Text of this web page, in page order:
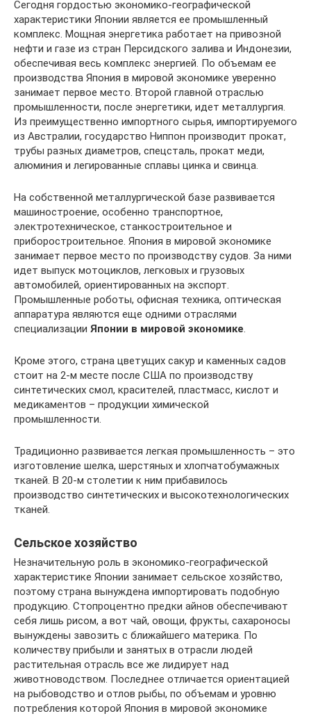
Сегодня гордостью экономико-географической
характеристики Японии является ее промышленный
комплекс. Мощная энергетика работает на привозной
нефти и газе из стран Персидского залива и Индонезии,
обеспечивая весь комплекс энергией. По объемам ее
производства Япония в мировой экономике уверенно
занимает первое место. Второй главной отраслью
промышленности, после энергетики, идет металлургия.
Из преимущественно импортного сырья, импортируемого
из Австралии, государство Ниппон производит прокат,
трубы разных диаметров, спецсталь, прокат меди,
алюминия и легированные сплавы цинка и свинца.
На собственной металлургической базе развивается
машиностроение, особенно транспортное,
электротехническое, станкостроительное и
приборостроительное. Япония в мировой экономике
занимает первое место по производству судов. За ними
идет выпуск мотоциклов, легковых и грузовых
автомобилей, ориентированных на экспорт.
Промышленные роботы, офисная техника, оптическая
аппаратура являются еще одними отраслями
специализации Японии в мировой экономике.
Кроме этого, страна цветущих сакур и каменных садов
стоит на 2-м месте после США по производству
синтетических смол, красителей, пластмасс, кислот и
медикаментов – продукции химической
промышленности.
Традиционно развивается легкая промышленность – это
изготовление шелка, шерстяных и хлопчатобумажных
тканей. В 20-м столетии к ним прибавилось
производство синтетических и высокотехнологических
тканей.
Сельское хозяйство
Незначительную роль в экономико-географической
характеристике Японии занимает сельское хозяйство,
поэтому страна вынуждена импортировать подобную
продукцию. Стопроцентно предки айнов обеспечивают
себя лишь рисом, а вот чай, овощи, фрукты, сахароносы
вынуждены завозить с ближайшего материка. По
количеству прибыли и занятых в отрасли людей
растительная отрасль все же лидирует над
животноводством. Последнее отличается ориентацией
на рыбоводство и отлов рыбы, по объемам и уровню
потребления которой Япония в мировой экономике